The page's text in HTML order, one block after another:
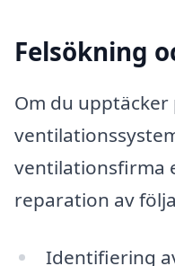
Felsökning
Om du
ventilationsfirma
reparation av
Identifiering